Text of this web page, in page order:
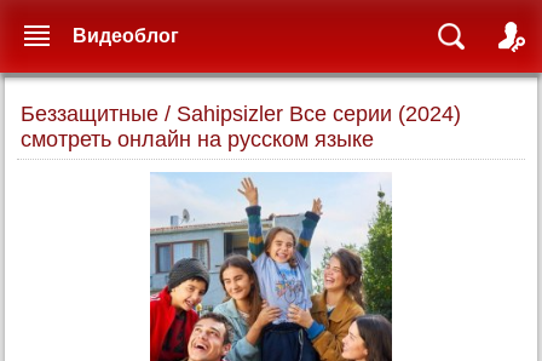
Беззащитные / Sahipsizler Все серии (2024)
смотреть онлайн на русском языке
Видеоблог